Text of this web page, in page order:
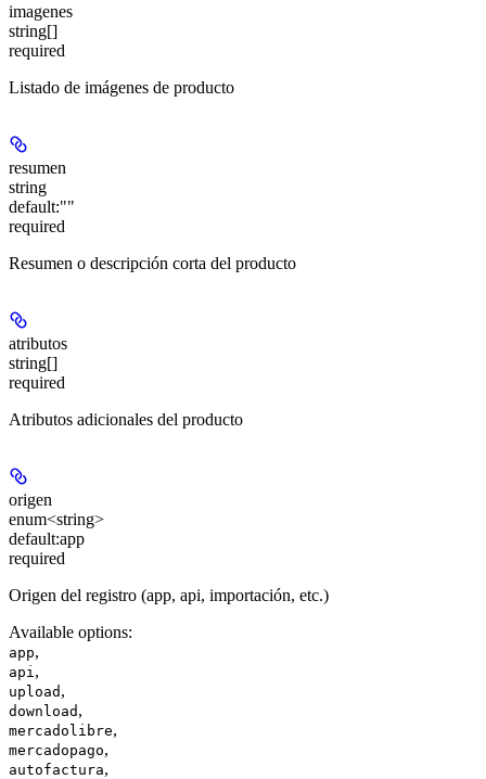
imagenes
string[]
required
Listado de imágenes de producto
resumen
string
default:""
required
Resumen o descripción corta del producto
atributos
string[]
required
Atributos adicionales del producto
origen
enum<string>
default:app
required
Origen del registro (app, api, importación, etc.)
Available options:
app,
api ,
upload ,
download ,
mercadolibre,
mercadopago,
autofactura,